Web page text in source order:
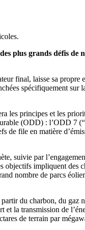
plus grands défis de
final, laisse sa
spécifiquement sur
les principes et les
(ODD) : l’ODD 7
file en matière
suivie par
impliquent des
nombre de parcs
du charbon, du gaz
la transmission de
de terrain par